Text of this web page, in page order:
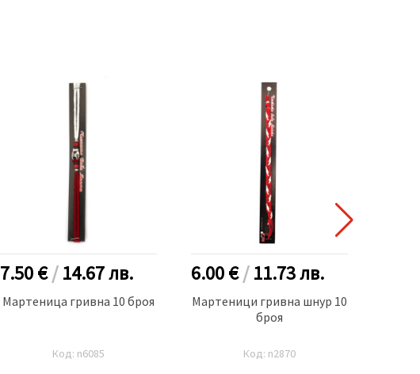
7.50 €/14.67лв.
Мартеница гривна 10 броя
Код: n6085
6.00 €/11.73лв.
Мартеници гривна шнур 10
броя
Код: n2870